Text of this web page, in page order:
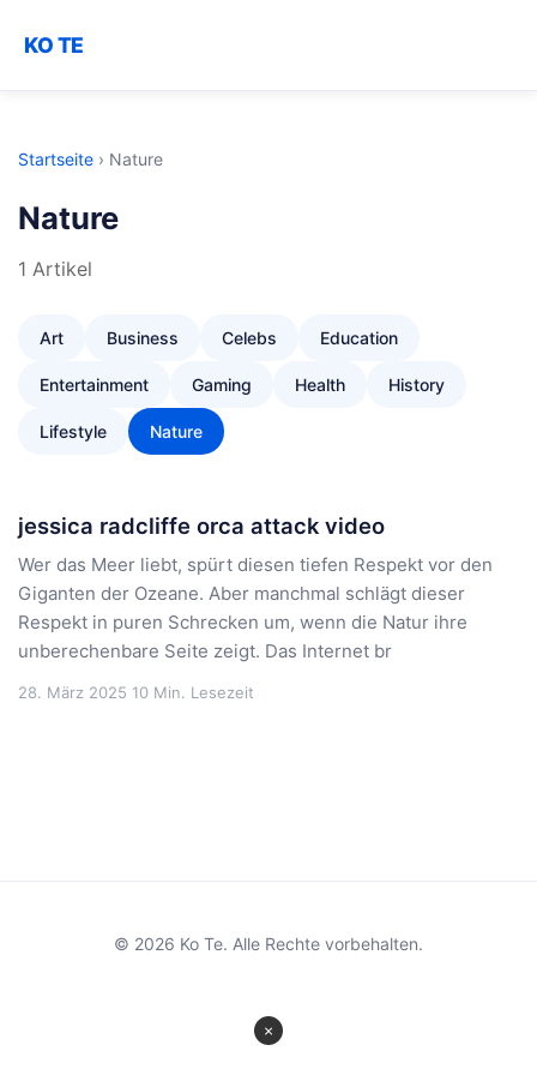
KO TE
Startseite › Nature
Nature
1 Artikel
Art Business Celebs Education
Entertainment Gaming Health History
Lifestyle Nature
jessica radcliffe orca attack video
Wer das Meer liebt, spürt diesen tiefen Respekt vor den
Giganten der Ozeane. Aber manchmal schlägt dieser
Respekt in puren Schrecken um, wenn die Natur ihre
unberechenbare Seite zeigt. Das Internet br
28. März 2025 10 Min. Lesezeit
×
© 2026 Ko Te. Alle Rechte vorbehalten.